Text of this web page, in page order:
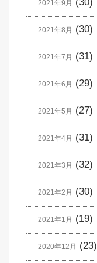
2021年9月
2021年8月 (30)
2021年7月 (31)
2021年6月 (29)
2021年5月 (27)
2021年4月 (31)
2021年3月 (32)
2021年2月 (30)
2021年1月 (19)
2020年12月 (23)